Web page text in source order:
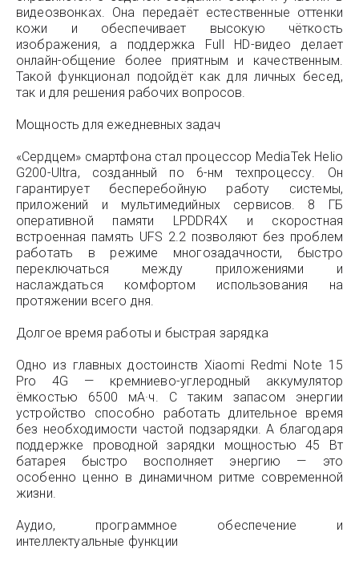
видеозвонках. Она передаёт естественные оттенки
кожи и обеспечивает высокую чёткость
изображения, а поддержка Full HD-видео делает
онлайн-общение более приятным и качественным.
Такой функционал подойдёт как для личных бесед,
так и для решения рабочих вопросов.
Мощность для ежедневных задач
«Сердцем» смартфона стал процессор MediaTek Helio
G200-Ultra, созданный по 6-нм техпроцессу. Он
гарантирует бесперебойную работу системы,
приложений и мультимедийных сервисов. 8 ГБ
оперативной памяти LPDDR4X и скоростная
встроенная память UFS 2.2 позволяют без проблем
работать в режиме многозадачности, быстро
переключаться между приложениями и
наслаждаться комфортом использования на
протяжении всего дня.
Долгое время работы и быстрая зарядка
Одно из главных достоинств Xiaomi Redmi Note 15
Pro 4G — кремниево-углеродный аккумулятор
ёмкостью 6500 мА·ч. С таким запасом энергии
устройство способно работать длительное время
без необходимости частой подзарядки. А благодаря
поддержке проводной зарядки мощностью 45 Вт
батарея быстро восполняет энергию — это
особенно ценно в динамичном ритме современной
жизни.
Аудио, программное обеспечение и
интеллектуальные функции